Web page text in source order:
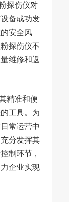
探伤仪对
备成功发
安全风
探伤仪不
维修和返
精准和便
工具。为
常运营中
分发挥其
制环节，
企业实现